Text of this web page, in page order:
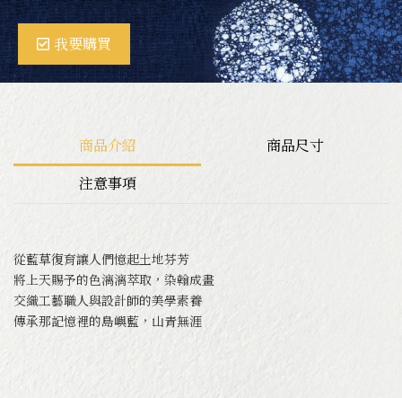
藍染鞋款
ＤIY體驗
關於卓也文創
我要購買
商品介紹
商品尺寸
注意事項
從藍草復育讓人們憶起土地芬芳
將上天賜予的色漓漓萃取，染翰成畫
交織工藝職人與設計師的美學素養
傳承那記憶裡的島嶼藍，山青無涯